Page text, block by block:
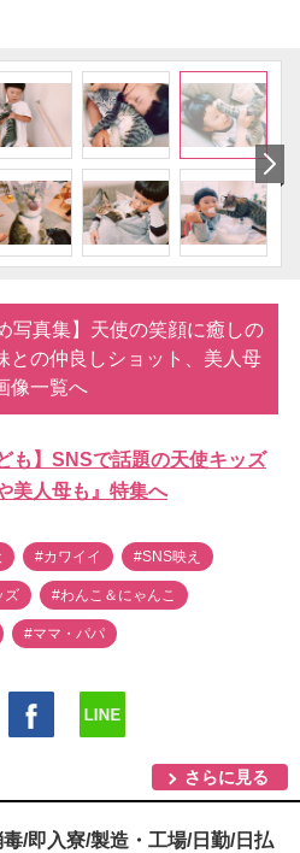
写真集】天使の笑顔に癒しの
との仲良しショット、美人母
像一覧へ
も】SNSで話題の天使キッズ
美人母も』特集へ
#カワイイ #SNS映え
ズ #わんこ＆にゃんこ
#ママ・パパ
さらに見る
/即入寮/製造・工場/日勤/日払